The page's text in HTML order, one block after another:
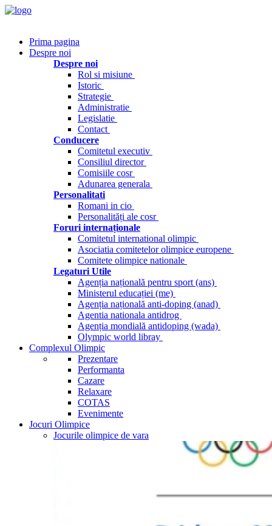
Prima pagina
Despre noi
Despre noi
Rol si misiune
Istoric
Strategie
Administratie
Legislatie
Contact
Conducere
Comitetul executiv
Consiliul director
Comisiile cosr
Adunarea generala
Personalitati
Romani in cio
Personalități ale cosr
Foruri internaționale
Comitetul international olimpic
Asociatia comitetelor olimpice europene
Comitete olimpice nationale
Legaturi Utile
Agenția națională pentru sport (ans)
Ministerul educației (me)
Agenția națională anti-doping (anad)
Agentia nationala antidrog
Agenția mondială antidoping (wada)
Olympic world libray
Complexul Olimpic
Prezentare
Performanta
Cazare
Relaxare
COTAS
Evenimente
Jocuri Olimpice
Jocurile olimpice de vara